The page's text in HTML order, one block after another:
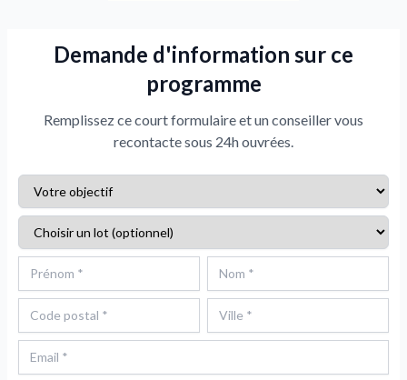
Demande d'information sur ce
programme
Remplissez ce court formulaire et un conseiller vous
recontacte sous 24h ouvrées.